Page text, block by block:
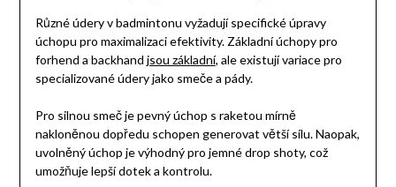
Různé údery v badmintonu vyžadují specifické úpravy
úchopu pro maximalizaci efektivity. Základní úchopy pro
forhend a backhand jsou základní, ale existují variace pro
specializované údery jako smeče a pády.
Pro silnou smeč je pevný úchop s raketou mírně
nakloněnou dopředu schopen generovat větší sílu. Naopak,
uvolněný úchop je výhodný pro jemné drop shoty, což
umožňuje lepší dotek a kontrolu.